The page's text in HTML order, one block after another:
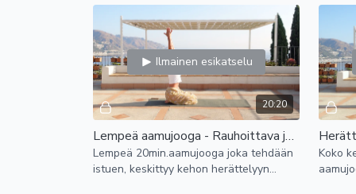
20:20
Ilmainen esikatselu
Lempeä aamujooga - Rauhoittava ja rento herätys päivään !
Lempeä 20min.aamujooga joka tehdään
istuen, keskittyy kehon herättelyyn
Koko